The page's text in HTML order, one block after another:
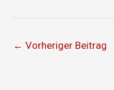
← Vorheriger Beitrag